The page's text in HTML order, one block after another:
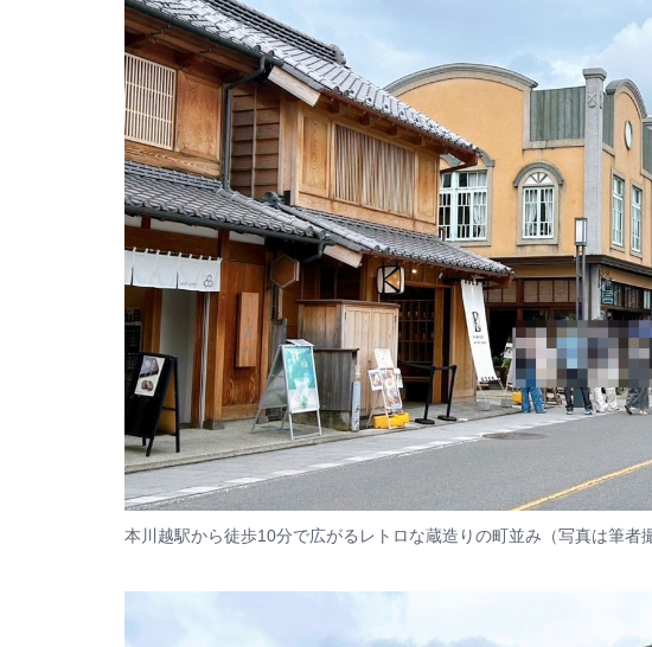
本川越駅から徒歩10分で広がるレトロな蔵造りの町並み（写真は筆者